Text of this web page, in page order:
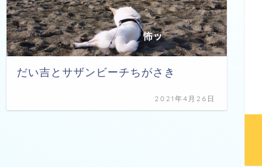
だい吉とサザンビーチちがさき
2021年4月26日